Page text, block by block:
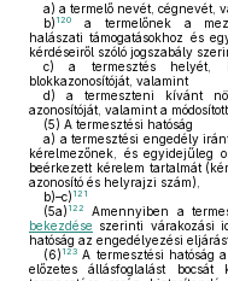
a) a termelő nevét, cégnevét,
b) 120
a termelőnek a
halászati támogatásokhoz és
kérdéseiről szóló jogszabály
c) a termesztés helyét,
blokkazonosítóját, valamint
d) a termeszteni kívánt
azonosítóját, valamint a
(5) A termesztési hatóság
a) a termesztési engedély
kérelmezőnek, és egyidejűleg
beérkezett kérelem tartalmát
azonosító és helyrajzi szám),
b)–c) 121
(5a) 122 Amennyiben a
bekezdése szerinti várakozási
hatóság az engedélyezési
(6) 123 A termesztési hatóság
előzetes állásfoglalást bocsát